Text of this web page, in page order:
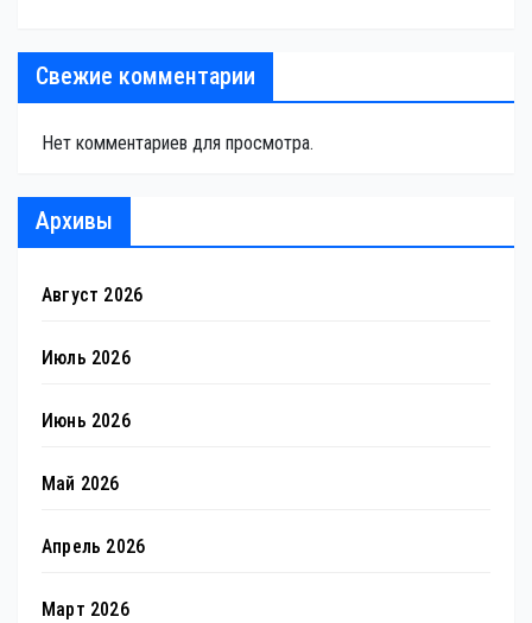
Свежие комментарии
Нет комментариев для просмотра.
Архивы
Август 2026
Июль 2026
Июнь 2026
Май 2026
Апрель 2026
Март 2026